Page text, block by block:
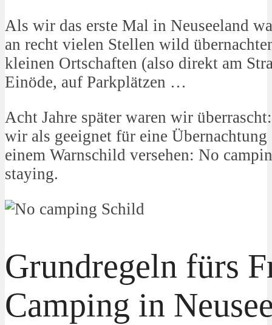
Als wir das erste Mal in Neuseeland
an recht vielen Stellen wild
kleinen Ortschaften (also direkt am
Einöde, auf Parkplätzen …
Acht Jahre später waren wir
wir als geeignet für eine Übernachtung
einem Warnschild versehen: No
staying.
Grundregeln fürs
Camping in